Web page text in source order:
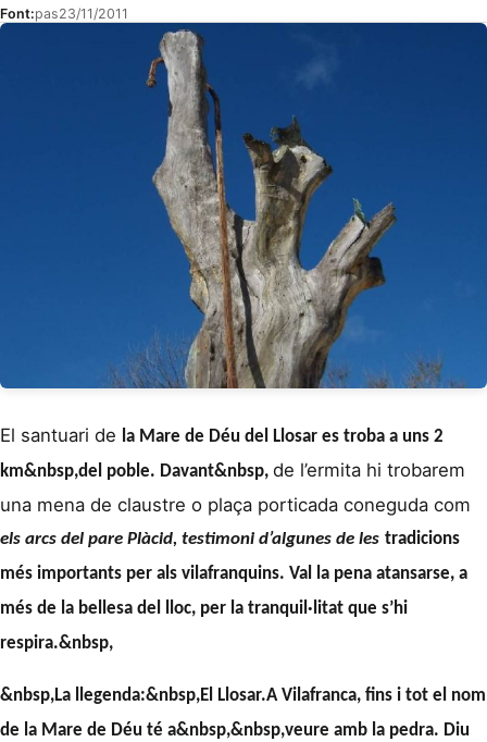
Font:pas23/11/2011
El santuari de la Mare de Déu del Llosar es troba a uns 2
km&nbsp,del poble. Davant&nbsp, de l’ermita hi trobarem
una mena de claustre o plaça porticada coneguda com
els arcs del pare Plàcid, testimoni d’algunes de les tradicions
més importants per als vilafranquins. Val la pena atansarse, a
més de la bellesa del lloc, per la tranquil·litat que s’hi
respira.&nbsp,
&nbsp,La llegenda:&nbsp,El Llosar.A Vilafranca, fins i tot el nom
de la Mare de Déu té a&nbsp,&nbsp,veure amb la pedra. Diu